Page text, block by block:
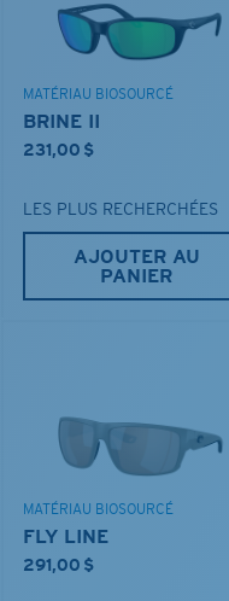
MATÉRIAU BIOSOURCÉ
BRINE II
231,00 $
LES PLUS RECHERCHÉES
AJOUTER AU
PANIER
MATÉRIAU BIOSOURCÉ
FLY LINE
291,00 $